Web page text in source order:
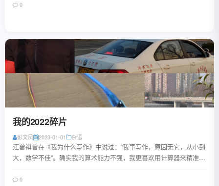
0
我的2022碎片
彭文凤 2023-01-01 杂语
汪曾祺曾在《我为什么写作》中说过：“我事写作，原因无它，从小到
大，数学不佳”。确实我的算术能力不强，我更喜欢用计算器来精准计
0